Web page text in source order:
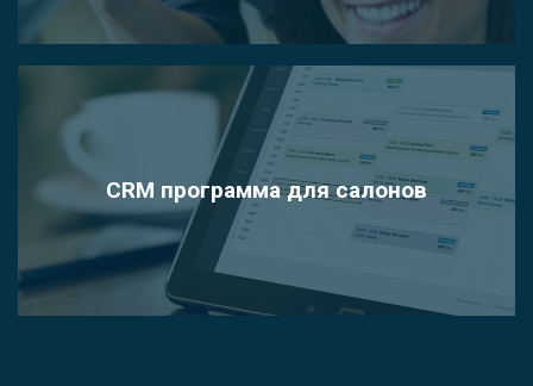
CRM программа для салонов